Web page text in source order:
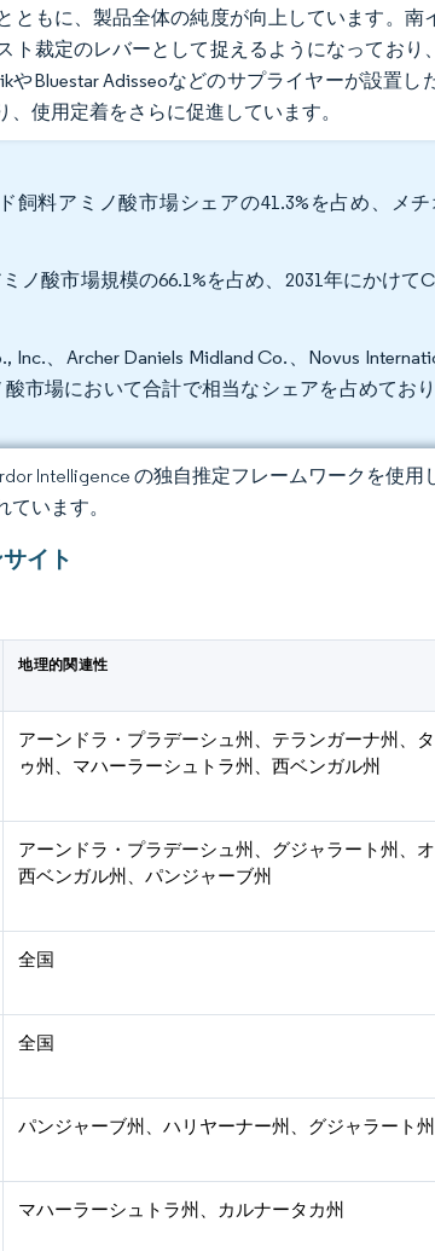
ともに、製品全体の純度が向上しています。南
ト裁定のレバーとして捉えるようになっており
Bluestar Adisseoなどのサプライヤーが設置し
使用定着をさらに促進しています。
飼料アミノ酸市場シェアの41.3%を占め、メ
ノ酸市場規模の66.1%を占め、2031年にかけて
Inc.、Archer Daniels Midland Co.、Novus
市場において合計で相当なシェアを占めてお
Intelligence の独自推定フレームワークを使用
います。
イト
地理的関連性
アーンドラ・プラデーシュ州、テランガーナ州、
ゥ州、マハーラーシュトラ州、西ベンガル州
アーンドラ・プラデーシュ州、グジャラート州、オ
西ベンガル州、パンジャーブ州
全国
全国
パンジャーブ州、ハリヤーナー州、グジャラート州
マハーラーシュトラ州、カルナータカ州